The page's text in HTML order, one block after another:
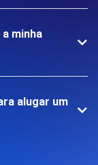
minha
alugar um